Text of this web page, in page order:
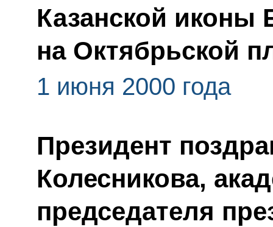
Казанской иконы
на Октябрьской
1 июня 2000 года
Президент
Колесникова,
председателя